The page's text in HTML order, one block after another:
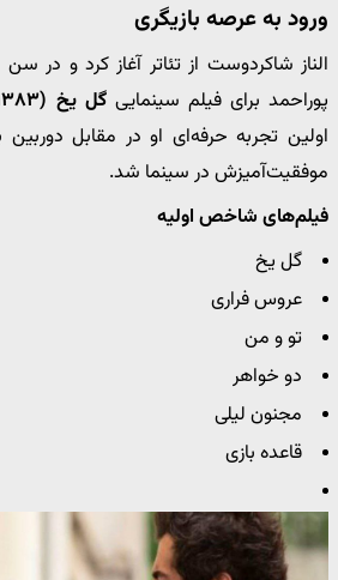
ورود به عرصه بازیگری
پوراحمد برای فیلم سینماییگل یخ (۱۳۸۳)
اولین تجربه حرفه‌ای او در مقابل
موفقیت‌آمیزش در سینما شد.
فیلم‌های شاخص اولیه
گل یخ
عروس فراری
تو و من
دو خواهر
مجنون لیلی
قاعده بازی